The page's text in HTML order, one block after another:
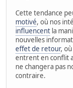
Cette tendance
motivé, où nos
influencent la
nouvelles
effet de retour,
entrent en conflit
ne changera pas
contraire.